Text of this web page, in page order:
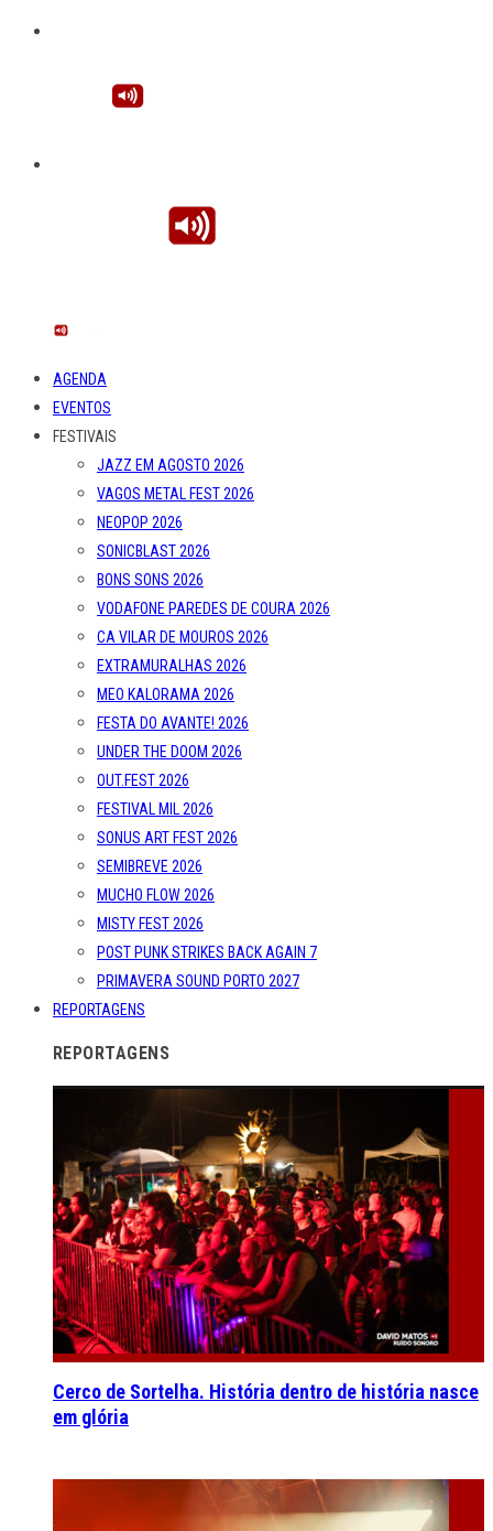
AGENDA
EVENTOS
FESTIVAIS
JAZZ EM AGOSTO 2026
VAGOS METAL FEST 2026
NEOPOP 2026
SONICBLAST 2026
BONS SONS 2026
VODAFONE PAREDES DE COURA 2026
CA VILAR DE MOUROS 2026
EXTRAMURALHAS 2026
MEO KALORAMA 2026
FESTA DO AVANTE! 2026
UNDER THE DOOM 2026
OUT.FEST 2026
FESTIVAL MIL 2026
SONUS ART FEST 2026
SEMIBREVE 2026
MUCHO FLOW 2026
MISTY FEST 2026
POST PUNK STRIKES BACK AGAIN 7
PRIMAVERA SOUND PORTO 2027
REPORTAGENS
REPORTAGENS
Cerco de Sortelha. História dentro de história nasce
em glória